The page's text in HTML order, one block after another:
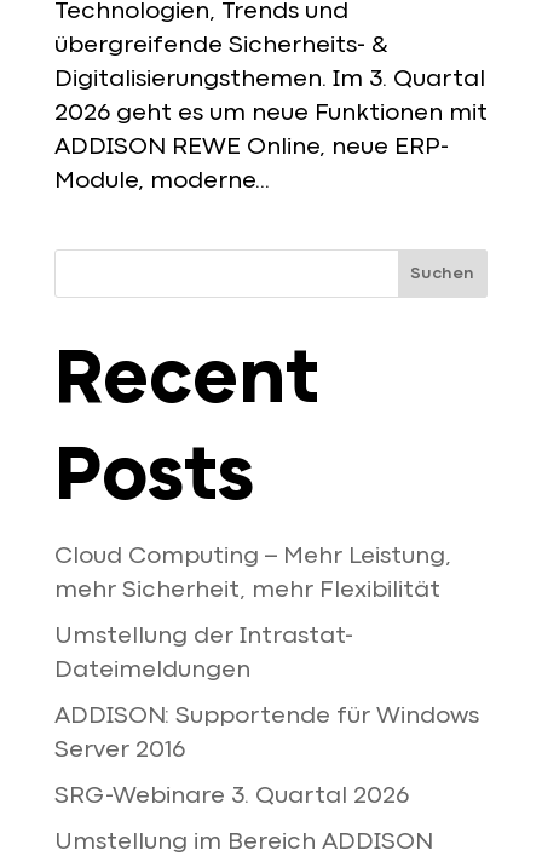
Technologien, Trends und
übergreifende Sicherheits- &
Digitalisierungsthemen. Im 3. Quartal
2026 geht es um neue Funktionen mit
ADDISON REWE Online, neue ERP-
Module, moderne...
Suchen
Recent
Posts
Cloud Computing – Mehr Leistung,
mehr Sicherheit, mehr Flexibilität
Umstellung der Intrastat-
Dateimeldungen
ADDISON: Supportende für Windows
Server 2016
SRG-Webinare 3. Quartal 2026
Umstellung im Bereich ADDISON